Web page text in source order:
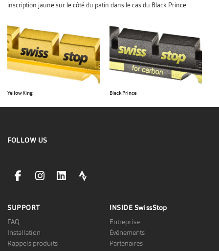
inscription jaune sur le côté du patin dans le cas du Black Prince.
Yellow King Black Prince
FOLLOW US
facebookLink
instagramLink
linkedinLinkstravaLink
SUPPORT
FAQ
Installation
Rappels produits
INSIDE SwissStop
Entreprise
Événements
Partenaires